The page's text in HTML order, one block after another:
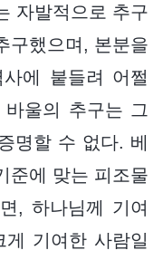
자발적으로 추구
구했으며, 본분을
에 붙들려 어쩔
울의 추구는 그
명할 수 없다. 베
준에 맞는 피조물
, 하나님께 기여
기여한 사람일